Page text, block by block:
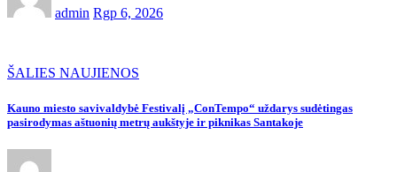
admin Rgp 6, 2026
ŠALIES NAUJIENOS
Kauno miesto savivaldybė Festivalį „ConTempo“ uždarys sudėtingas
pasirodymas aštuonių metrų aukštyje ir piknikas Santakoje